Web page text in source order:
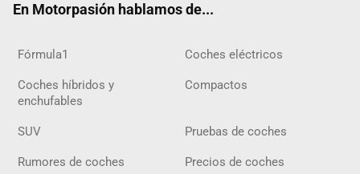
En Motorpasión hablamos de...
Fórmula1 Coches eléctricos
Coches híbridos y
enchufables
Compactos
SUV Pruebas de coches
Rumores de coches Precios de coches